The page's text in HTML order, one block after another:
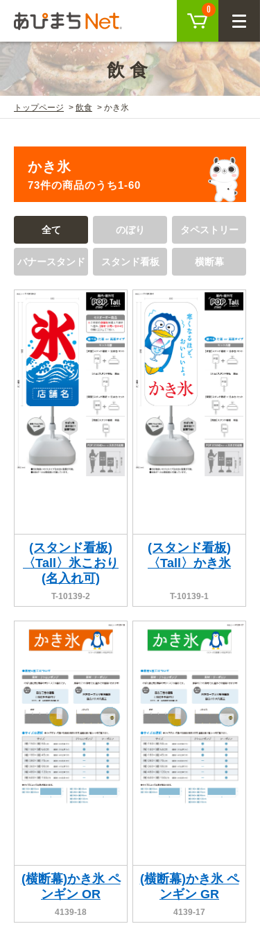
0
CLOSE
ログイン
会員登録
商品を探す
SEARCH
KEYWORD
注目キーワード
チュクミ 韓国グルメ 駐車場
CATEGORY
飲食 住まい・暮らし
美容・健康 地域・観光
イベント・季節 不動産・建築
OTHER ITEMS
関連アイテムを見る
ORIGINAL ORDER
オリジナルオーダーについて
ご利用ガイド
ご利用ガイド トップ
取り扱い商品一覧
既製デザイン商品注文方法
オリジナルオーダー注文方法
料金一覧
お支払方法
初めての方へ
BEGINNER'S GUIDE
初めての方へ トップ
商品について
お客様の声
オリジナルオーダー制作事例
飲食
トップページ 飲食 かき氷
かき氷
73件の商品のうち1-60
全て のぼり タペストリー
バナースタンド スタンド看板 横断幕
(スタンド看板)
〈Tall〉氷こおり
(名入れ可)
T-10139-2
(スタンド看板)
〈Tall〉かき氷
T-10139-1
(横断幕)かき氷 ペ
ンギン OR
4139-18
(横断幕)かき氷 ペ
ンギン GR
4139-17